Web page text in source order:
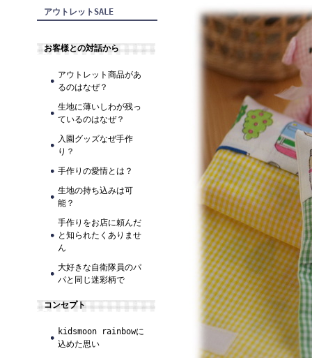
アウトレットSALE
お客様との対話から
アウトレット商品があ
るのはなぜ？
生地に薄いしわが残っ
ているのはなぜ？
入園グッズなぜ手作
り？
手作りの愛情とは？
生地の持ち込みは可
能？
手作りをお店に頼んだ
と知られたくありませ
ん
大好きな自衛隊員のパ
パと同じ迷彩柄で
コンセプト
kidsmoon rainbowに
込めた思い